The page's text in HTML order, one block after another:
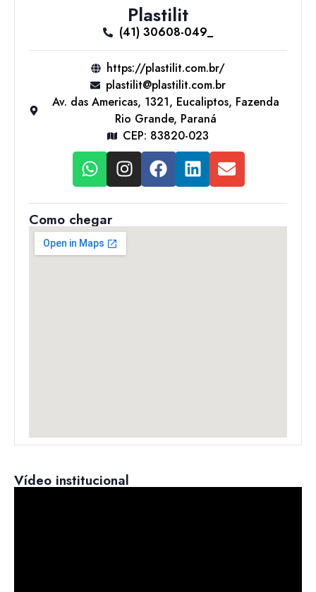
Plastilit
(41) 30608-049_
https://plastilit.com.br/
plastilit@plastilit.com.br
Av. das Americas, 1321, Eucaliptos, Fazenda
Rio Grande, Paraná
CEP: 83820-023
Como chegar
Vídeo institucional